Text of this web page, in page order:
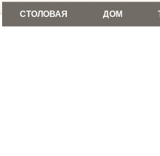
СТОЛОВАЯ ДОМ